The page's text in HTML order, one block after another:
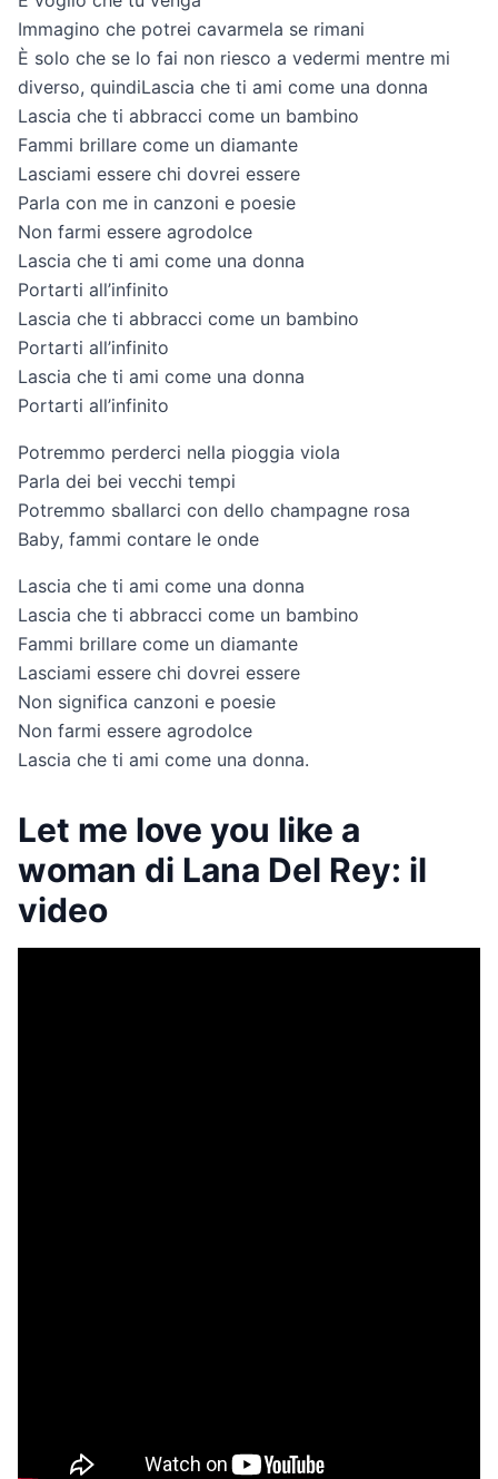
Immagino che potrei cavarmela se rimani
È solo che se lo fai non riesco a vedermi mentre mi
diverso, quindiLascia che ti ami come una donna
Lascia che ti abbracci come un bambino
Fammi brillare come un diamante
Lasciami essere chi dovrei essere
Parla con me in canzoni e poesie
Non farmi essere agrodolce
Lascia che ti ami come una donna
Portarti all’infinito
Lascia che ti abbracci come un bambino
Portarti all’infinito
Lascia che ti ami come una donna
Portarti all’infinito
Potremmo perderci nella pioggia viola
Parla dei bei vecchi tempi
Potremmo sballarci con dello champagne rosa
Baby, fammi contare le onde
Lascia che ti ami come una donna
Lascia che ti abbracci come un bambino
Fammi brillare come un diamante
Lasciami essere chi dovrei essere
Non significa canzoni e poesie
Non farmi essere agrodolce
Lascia che ti ami come una donna.
Let me love you like a
woman di Lana Del Rey: il
video